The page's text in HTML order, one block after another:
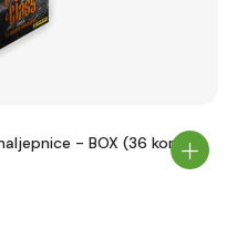
- BOX (36 kom)